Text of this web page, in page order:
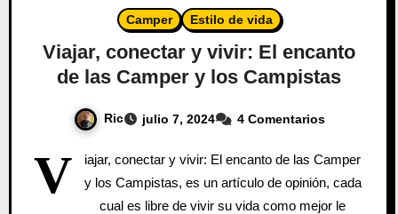
Camper Estilo de vida
Viajar, conectar y vivir: El encanto
de las Camper y los Campistas
Ric julio 7, 2024 4 Comentarios
V
iajar, conectar y vivir: El encanto de las Camper
y los Campistas, es un artículo de opinión, cada
cual es libre de vivir su vida como mejor le